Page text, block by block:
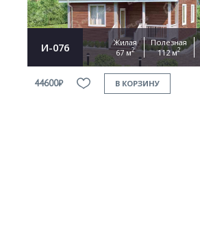
И-076
Жилая
67 м2
Полезная
112 м2
44600₽ В КОРЗИНУ